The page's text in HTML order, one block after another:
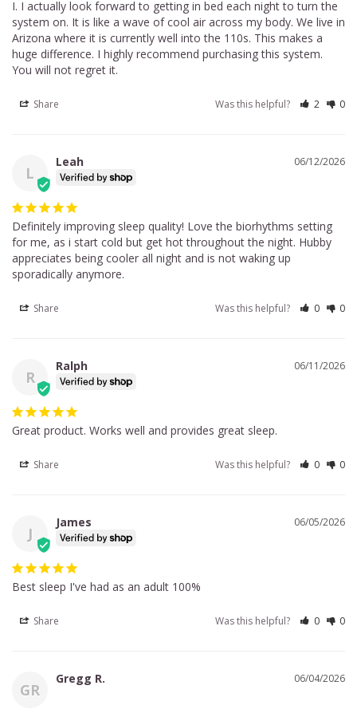
I. I actually look forward to getting in bed each night to turn the
system on. It is like a wave of cool air across my body. We live in
Arizona where it is currently well into the 110s. This makes a
huge difference. I highly recommend purchasing this system.
You will not regret it.
Share Was this helpful? 2 0
L
06/12/2026
Leah
Definitely improving sleep quality! Love the biorhythms setting
for me, as i start cold but get hot throughout the night. Hubby
appreciates being cooler all night and is not waking up
sporadically anymore.
Share Was this helpful? 0 0
R
06/11/2026
Ralph
Great product. Works well and provides great sleep.
Share Was this helpful? 0 0
J
06/05/2026
James
Best sleep I've had as an adult 100%
Share Was this helpful? 0 0
GR
06/04/2026
Gregg R.